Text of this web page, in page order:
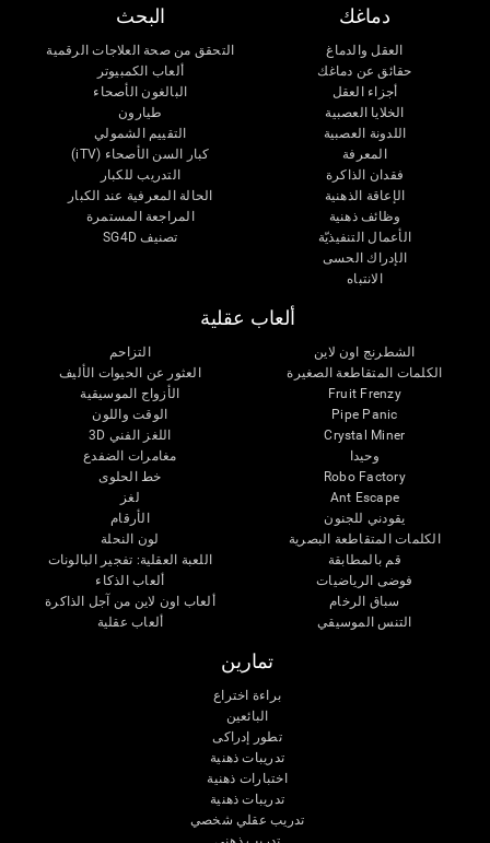
دماغك
العقل والدماغ
حقائق عن دماغك
أجزاء العقل
الخلايا العصبية
اللدونة العصبية
المعرفة
فقدان الذاكرة
الإعاقة الذهنية
وظائف ذهنية
الأعمال التنفيذيّة
الإدراك الحسى
الانتباه
البحث
التحقق من صحة العلاجات الرقمية
ألعاب الكمبيوتر
البالغون الأصحاء
طيارون
التقييم الشمولي
كبار السن الأصحاء (iTV)
التدريب للكبار
الحالة المعرفية عند الكبار
المراجعة المستمرة
تصنيف SG4D
ألعاب عقلية
الشطرنج اون لاين
الكلمات المتقاطعة الصغيرة
Fruit Frenzy
Pipe Panic
Crystal Miner
وحيدا
Robo Factory
Ant Escape
يقودني للجنون
الكلمات المتقاطعة البصرية
قم بالمطابقة
فوضى الرياضيات
سباق الرخام
التنس الموسيقي
التزاحم
العثور عن الحيوات الأليف
الأزواج الموسيقية
الوقت واللون
اللغز الفني 3D
مغامرات الضفدع
خط الحلوى
لغز
الأرقام
لون النحلة
اللعبة العقلية: تفجير البالونات
ألعاب الذكاء
ألعاب اون لاين من آجل الذاكرة
ألعاب عقلية
تمارين
براءة اختراع
البائعين
تطور إدراكى
تدريبات ذهنية
اختبارات ذهنية
تدريبات ذهنية
تدريب عقلي شخصي